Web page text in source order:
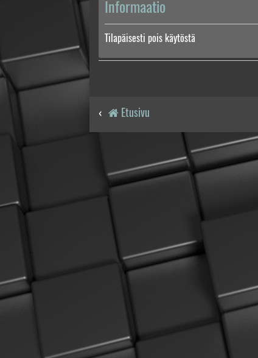
Informaatio
Tilapäisesti pois käytöstä
Etusivu